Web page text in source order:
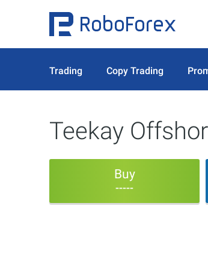
Trading Copy Trading
Teekay
Buy
-----